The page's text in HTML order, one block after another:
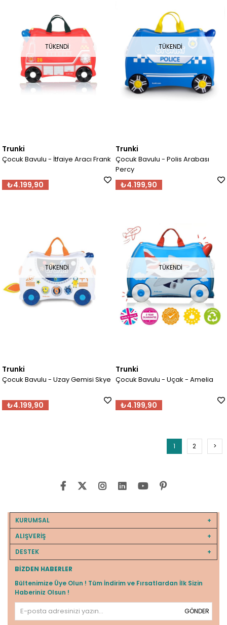
TÜKENDI
Trunki
Çocuk Bavulu - İtfaiye Aracı Frank
₺4.199,90
TÜKENDI
Trunki
Çocuk Bavulu - Polis Arabası
Percy
₺4.199,90
TÜKENDI
Trunki
Çocuk Bavulu - Uzay Gemisi Skye
₺4.199,90
TÜKENDI
Trunki
Çocuk Bavulu - Uçak - Amelia
₺4.199,90
1 2 >
KURUMSAL
ALIŞVERİŞ
DESTEK
BIZDEN HABERLER
Bültenimize Üye Olun ! Tüm İndirim ve Fırsatlardan İlk Sizin
Haberiniz Olsun !
GÖNDER